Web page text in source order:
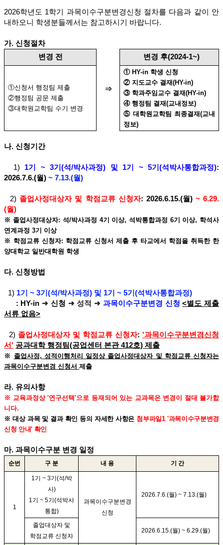
2026학년도 1학기 과목이수구분변경신청 절차를 다음과 같이 안
내하오니 학생분들께서는 참고하시기 바랍니다.
가. 신청절차
변경 전
⇒
변경 후(2024-1~)
①신청서 행정팀 제출
②행정팀 공문 제출
③대학원교학팀 수기 변경
① HY-in 학생 신청
② 지도교수 결재(HY-in)
③ 학과주임교수 결재(HY-in)
④ 행정팀 결재(교내정보)
⑤ 대학원교학팀 최종결재(교내
정보)
나. 신청기간
1) 1기 ~ 3기(석/박사과정) 및 1기 ~ 5기(석박사통합과정):
2026.7.6.(월) ~ 7.13.(월)
2) 졸업사정대상자 및 학점교류 신청자: 2026.6.15.(월) ~ 6.29.
(월)
※ 졸업사정대상자: 석/박사과정 4기 이상, 석박통합과정 6기 이상, 학석사
연계과정 3기 이상
※ 학점교류 신청자: 학점교류 신청서 제출 후 타교에서 학점을 취득한 한
양대학교 일반대학원 학생
다. 신청방법
1) 1기 ~ 3기(석/박사과정) 및 1기 ~ 5기(석박사통합과정)
: HY-in ➜ 신청 ➜ 성적 ➜ 과목이수구분변경 신청 <별도 제출
서류 없음>
2) 졸업사정대상자 및 학점교류 신청자: '과목이수구분변경신청
서' 공과대학 행정팀(공업센터 본관 412호) 제출
※ 졸업사정, 성적이행처리 일정상 졸업사정대상자 및 학점교류 신청자는
과목이수구분변경 신청서 제출
라. 유의사항
※ 교육과정상 '연구선택'으로 등재되어 있는 교과목은 변경이 절대 불가합
니다.
※ 대상 과목 및 결과 확인 등의 자세한 사항은 첨부파일1 '과목이수구분변경
신청 안내' 확인
마. 과목이수구분 변경 일정
순번 구 분 내 용 기 간
1
1기 ~ 3기(석/박
사)
1기 ~ 5기(석박사
통합)
과목이수구분변경
신청
2026.7.6.(월) ~ 7.13.(월)
졸업대상자 및
학점교류 신청자
2026.6.15.(월) ~ 6.29.(월)